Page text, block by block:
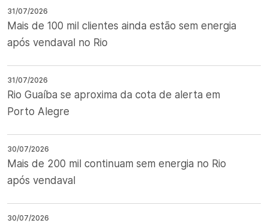
31/07/2026
Mais de 100 mil clientes ainda estão sem energia
após vendaval no Rio
31/07/2026
Rio Guaíba se aproxima da cota de alerta em
Porto Alegre
30/07/2026
Mais de 200 mil continuam sem energia no Rio
após vendaval
30/07/2026